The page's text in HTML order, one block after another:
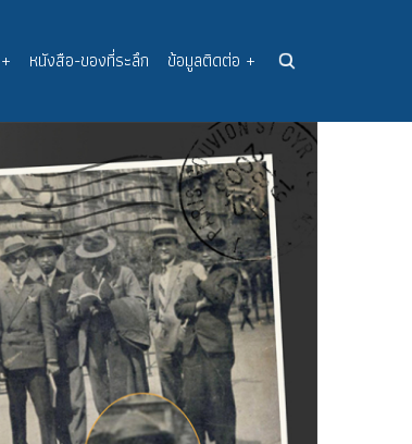
+ หนังสือ-ของที่ระลึก ข้อมูลติดต่อ +